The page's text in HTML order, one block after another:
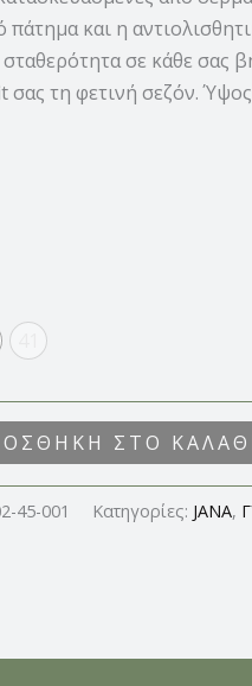
και η
σταθερότητα σε κάθε σας
τη φετινή σεζόν.
ΣΤΟ
45-001 Κατηγορίες: JANA,